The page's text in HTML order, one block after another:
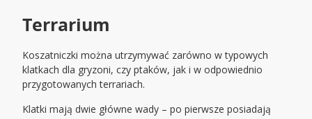
Terrarium
Koszatniczki można utrzymywać zarówno w typowych
klatkach dla gryzoni, czy ptaków, jak i w odpowiednio
przygotowanych terrariach.
Klatki mają dwie główne wady – po pierwsze posiadają